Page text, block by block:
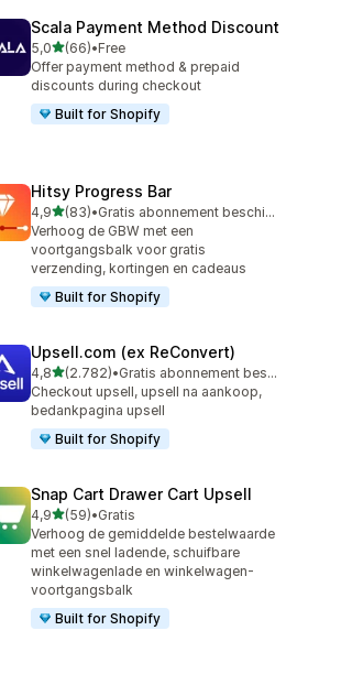
Scala Payment Method Discount
5,0van 5 sterren
(66)
66 recensies in totaal
•Free
Offer payment method & prepaid
discounts during checkout
Built for Shopify
Hitsy Progress Bar
4,9van 5 sterren
(83)
83 recensies in totaal
•
Gratis abonnement beschikbaar
Verhoog de GBW met een
voortgangsbalk voor gratis
verzending, kortingen en cadeaus
Built for Shopify
Upsell.com (ex ReConvert)
4,8van 5 sterren
(2.782)
2782 recensies in totaal
•
Gratis abonnement beschikbaar
Checkout upsell, upsell na aankoop,
bedankpagina upsell
Built for Shopify
Snap Cart Drawer Cart Upsell
4,9van 5 sterren
(59)
59 recensies in totaal
•Gratis
Verhoog de gemiddelde bestelwaarde
met een snel ladende, schuifbare
winkelwagenlade en winkelwagen-
voortgangsbalk
Built for Shopify